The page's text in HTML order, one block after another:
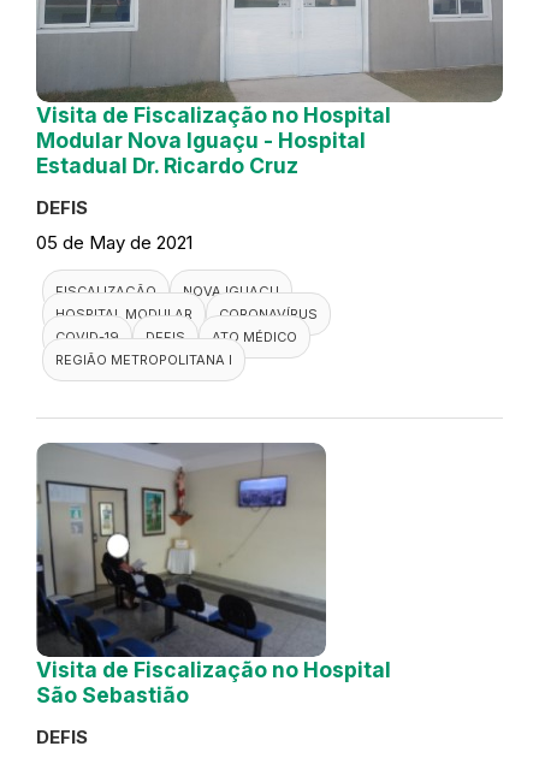
Visita de Fiscalização no Hospital
Modular Nova Iguaçu - Hospital
Estadual Dr. Ricardo Cruz
DEFIS
05 de May de 2021
FISCALIZAÇÃO
NOVA IGUAÇU
HOSPITAL MODULAR
CORONAVÍRUS
COVID-19
DEFIS
ATO MÉDICO
REGIÃO METROPOLITANA I
Visita de Fiscalização no Hospital
São Sebastião
DEFIS